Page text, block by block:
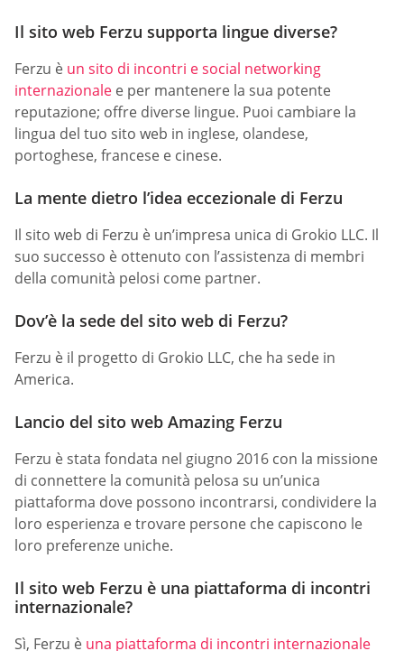
Il sito web Ferzu supporta lingue diverse?
Ferzu è un sito di incontri e social networking
internazionale e per mantenere la sua potente
reputazione; offre diverse lingue. Puoi cambiare la
lingua del tuo sito web in inglese, olandese,
portoghese, francese e cinese.
La mente dietro l’idea eccezionale di Ferzu
Il sito web di Ferzu è un’impresa unica di Grokio LLC. Il
suo successo è ottenuto con l’assistenza di membri
della comunità pelosi come partner.
Dov’è la sede del sito web di Ferzu?
Ferzu è il progetto di Grokio LLC, che ha sede in
America.
Lancio del sito web Amazing Ferzu
Ferzu è stata fondata nel giugno 2016 con la missione
di connettere la comunità pelosa su un’unica
piattaforma dove possono incontrarsi, condividere la
loro esperienza e trovare persone che capiscono le
loro preferenze uniche.
Il sito web Ferzu è una piattaforma di incontri
internazionale?
Sì, Ferzu è una piattaforma di incontri internazionale